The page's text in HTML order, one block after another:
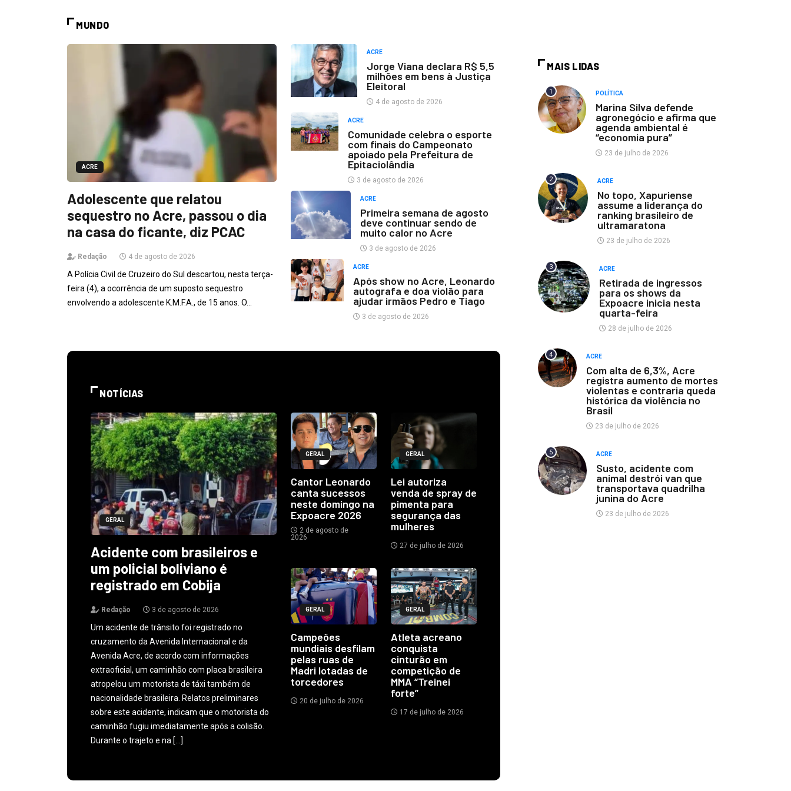
MUNDO
ACRE
Adolescente que relatou
sequestro no Acre, passou o dia
na casa do ficante, diz PCAC
Redação 4 de agosto de 2026
A Polícia Civil de Cruzeiro do Sul descartou, nesta terça-
feira (4), a ocorrência de um suposto sequestro
envolvendo a adolescente K.M.F.A., de 15 anos. O…
ACRE
Jorge Viana declara R$ 5,5
milhões em bens à Justiça
Eleitoral
4 de agosto de 2026
ACRE
Comunidade celebra o esporte
com finais do Campeonato
apoiado pela Prefeitura de
Epitaciolândia
3 de agosto de 2026
ACRE
Primeira semana de agosto
deve continuar sendo de
muito calor no Acre
3 de agosto de 2026
ACRE
Após show no Acre, Leonardo
autografa e doa violão para
ajudar irmãos Pedro e Tiago
3 de agosto de 2026
NOTÍCIAS
GERAL
Acidente com brasileiros e
um policial boliviano é
registrado em Cobija
Redação 3 de agosto de 2026
Um acidente de trânsito foi registrado no
cruzamento da Avenida Internacional e da
Avenida Acre, de acordo com informações
extraoficial, um caminhão com placa brasileira
atropelou um motorista de táxi também de
nacionalidade brasileira. Relatos preliminares
sobre este acidente, indicam que o motorista do
caminhão fugiu imediatamente após a colisão.
Durante o trajeto e na […]
GERAL
Cantor Leonardo
canta sucessos
neste domingo na
Expoacre 2026
2 de agosto de
2026
GERAL
Lei autoriza
venda de spray de
pimenta para
segurança das
mulheres
27 de julho de 2026
GERAL
Campeões
mundiais desfilam
pelas ruas de
Madri lotadas de
torcedores
20 de julho de 2026
GERAL
Atleta acreano
conquista
cinturão em
competição de
MMA “Treinei
forte”
17 de julho de 2026
MAIS LIDAS
1 POLÍTICA
Marina Silva defende
agronegócio e afirma que
agenda ambiental é
“economia pura”
23 de julho de 2026
2 ACRE
No topo, Xapuriense
assume a liderança do
ranking brasileiro de
ultramaratona
23 de julho de 2026
3 ACRE
Retirada de ingressos
para os shows da
Expoacre inicia nesta
quarta-feira
28 de julho de 2026
4 ACRE
Com alta de 6,3%, Acre
registra aumento de mortes
violentas e contraria queda
histórica da violência no
Brasil
23 de julho de 2026
5 ACRE
Susto, acidente com
animal destrói van que
transportava quadrilha
junina do Acre
23 de julho de 2026